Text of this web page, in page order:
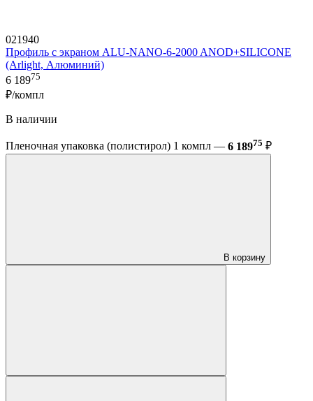
021940
Профиль с экраном ALU-NANO-6-2000 ANOD+SILICONE
(Arlight, Алюминий)
6 18975
₽/компл
В наличии
Пленочная упаковка (полистирол) 1 компл — 6 18975 ₽
В корзину